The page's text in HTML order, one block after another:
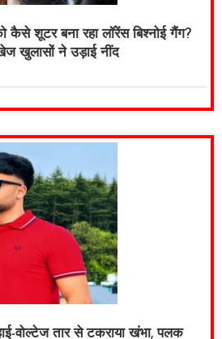
कैसे शूटर बना रहा लॉरेंस बिश्नोई गैंग?
खुलासों ने उड़ाई नींद
वोल्टेज तार से टकराया खंभा, पलक